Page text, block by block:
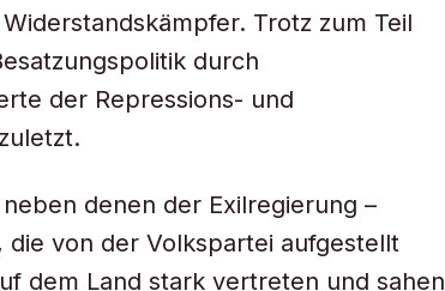
Trotz zum Teil
durch
der Repressions- und
denen der Exilregierung –
von der Volkspartei aufgestellt
dem Land stark vertreten und sahen